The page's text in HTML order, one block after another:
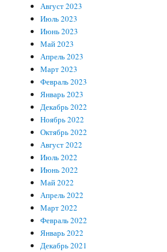
Август 2023
Июль 2023
Июнь 2023
Май 2023
Апрель 2023
Март 2023
Февраль 2023
Январь 2023
Декабрь 2022
Ноябрь 2022
Октябрь 2022
Август 2022
Июль 2022
Июнь 2022
Май 2022
Апрель 2022
Март 2022
Февраль 2022
Январь 2022
Декабрь 2021